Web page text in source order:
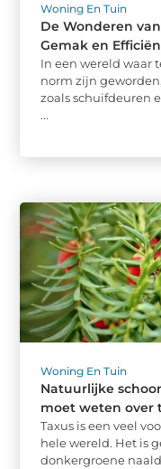
Woning En Tuin
De Wonderen
Gemak en
In een wereld waar
norm zijn
zoals schuifdeuren
...
Woning En Tuin
Natuurlijke
moet weten over
Taxus is een veel
hele wereld. Het is
donkergroene